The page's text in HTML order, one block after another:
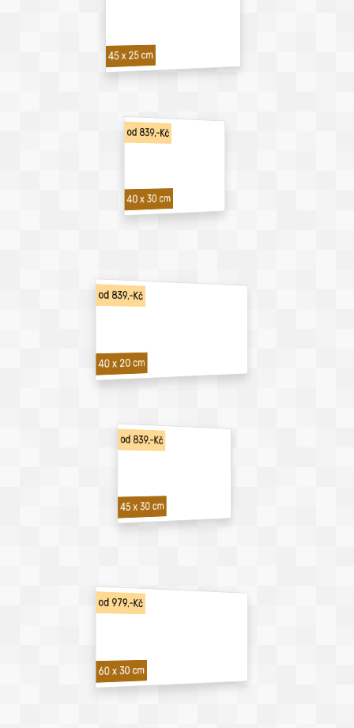
45 x 25 cm
od 839,-Kč
40 x 30 cm
od 839,-Kč
40 x 20 cm
od 839,-Kč
45 x 30 cm
od 979,-Kč
60 x 30 cm